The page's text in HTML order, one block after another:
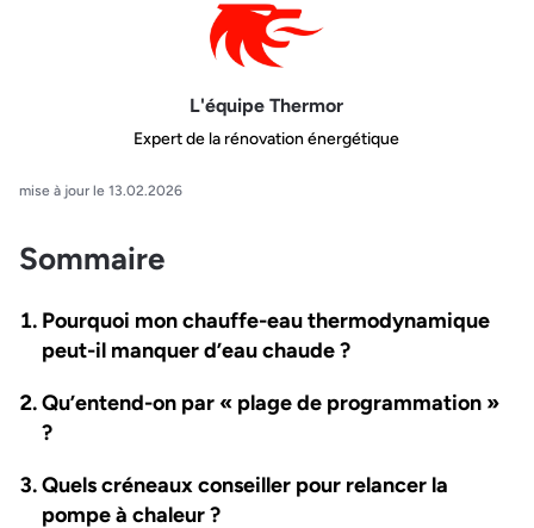
L'équipe Thermor
Expert de la rénovation énergétique
mise à jour le 13.02.2026
Sommaire
Pourquoi mon chauffe-eau thermodynamique
peut-il manquer d’eau chaude ?
Qu’entend-on par « plage de programmation »
?
Quels créneaux conseiller pour relancer la
pompe à chaleur ?